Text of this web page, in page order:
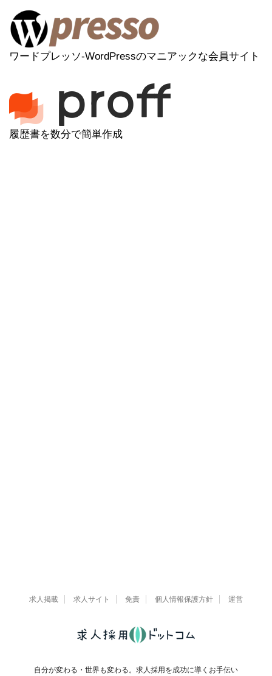
ワードプレッソ-WordPressのマニアックな会員サイト
履歴書を数分で簡単作成
求人掲載 求人サイト 免責 個人情報保護方針 運営
自分が変わる・世界も変わる。求人採用を成功に導くお手伝い